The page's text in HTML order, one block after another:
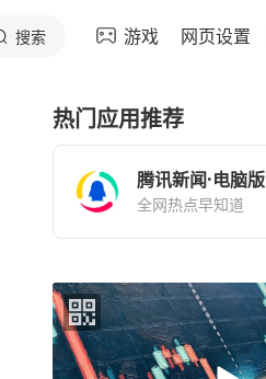
搜索 游戏 网页设置
热门应用推荐
腾讯新闻·电脑版
全网热点早知道